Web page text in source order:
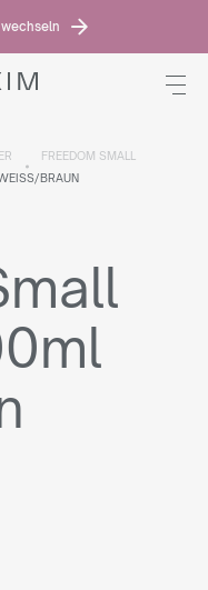
FREEDOM SMALL
BRAUN